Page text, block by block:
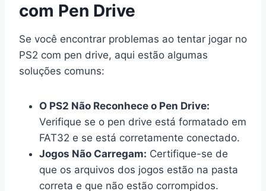
com Pen Drive
Se você encontrar problemas ao tentar jogar no
PS2 com pen drive, aqui estão algumas
soluções comuns:
O PS2 Não Reconhece o Pen Drive:
Verifique se o pen drive está formatado em
FAT32 e se está corretamente conectado.
Jogos Não Carregam: Certifique-se de
que os arquivos dos jogos estão na pasta
correta e que não estão corrompidos.